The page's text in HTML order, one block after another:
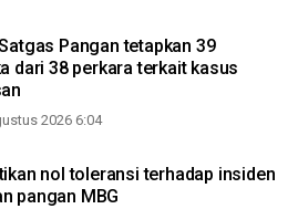
Pangan tetapkan 39
dari 38 perkara terkait kasus
2026 6:04
nol toleransi terhadap insiden
pangan MBG